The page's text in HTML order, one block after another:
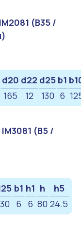
(B35 /
d20 d22 d25 b1
165 12 130 6
(B5 /
b1 h1 h
h5
6 6 80 24.5